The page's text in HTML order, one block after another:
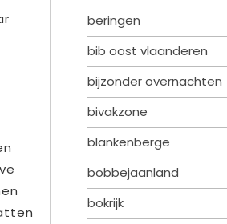
beringen
bib oost vlaanderen
bijzonder overnachten
bivakzone
blankenberge
bobbejaanland
bokrijk